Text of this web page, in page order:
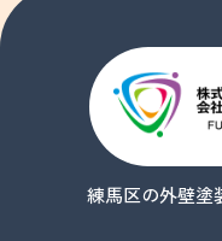
練馬区の外壁塗